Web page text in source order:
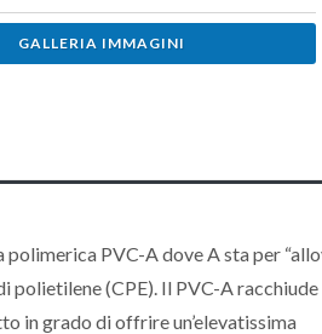
GALLERIA IMMAGINI
polimerica PVC-A dove A sta per
(CPE). Il PVC-A racchiude
in grado di offrire un’elevatissima